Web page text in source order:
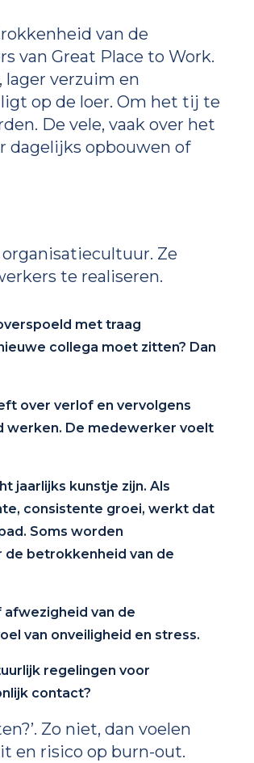
van de
van Great Place to Work.
verzuim en
op de loer. Om het tij te
De vele, vaak over het
dagelijks opbouwen of
Ze
te realiseren.
met traag
collega moet zitten? Dan
over verlof en vervolgens
werken. De medewerker voelt
jaarlijks kunstje zijn. Als
consistente groei, werkt dat
Soms worden
betrokkenheid van de
van de
van onveiligheid en stress.
regelingen voor
contact?
Zo niet, dan voelen
en risico op burn-out.